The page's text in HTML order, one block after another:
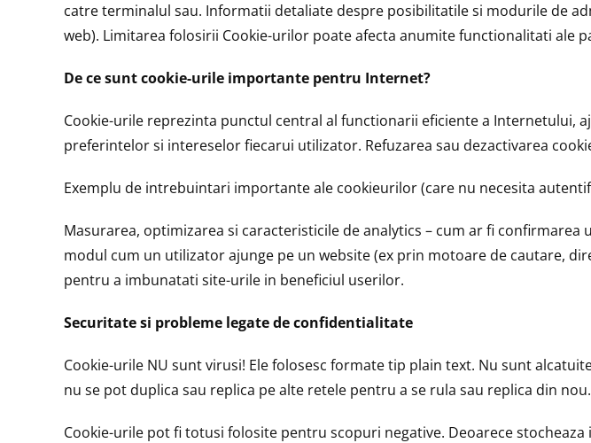
catre terminalul sau. Informatii detaliate despre posibilitatile si modurile de
web). Limitarea folosirii Cookie-urilor poate afecta anumite functionalitati ale
De ce sunt cookie-urile importante pentru Internet?
Cookie-urile reprezinta punctul central al functionarii eficiente a Internetului,
preferintelor si intereselor fiecarui utilizator. Refuzarea sau dezactivarea
Exemplu de intrebuintari importante ale cookieurilor (care nu necesita
Masurarea, optimizarea si caracteristicile de analytics – cum ar fi
modul cum un utilizator ajunge pe un website (ex prin motoare de cautare,
pentru a imbunatati site-urile in beneficiul userilor.
Securitate si probleme legate de confidentialitate
Cookie-urile NU sunt virusi! Ele folosesc formate tip plain text. Nu sunt
nu se pot duplica sau replica pe alte retele pentru a se rula sau replica din
Cookie-urile pot fi totusi folosite pentru scopuri negative. Deoarece